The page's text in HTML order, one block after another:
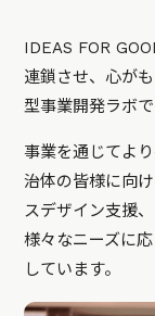
IDEAS FOR
連鎖させ、心が
型事業開発ラボで
事業を通じてよ
治体の皆様に向
スデザイン支援
様々なニーズに
しています。